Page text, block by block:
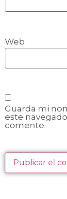
Web
Guarda mi
este
comente.